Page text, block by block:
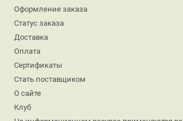
Оформление заказа
Статус заказа
Доставка
Оплата
Сертификаты
Стать поставщиком
О сайте
Клуб